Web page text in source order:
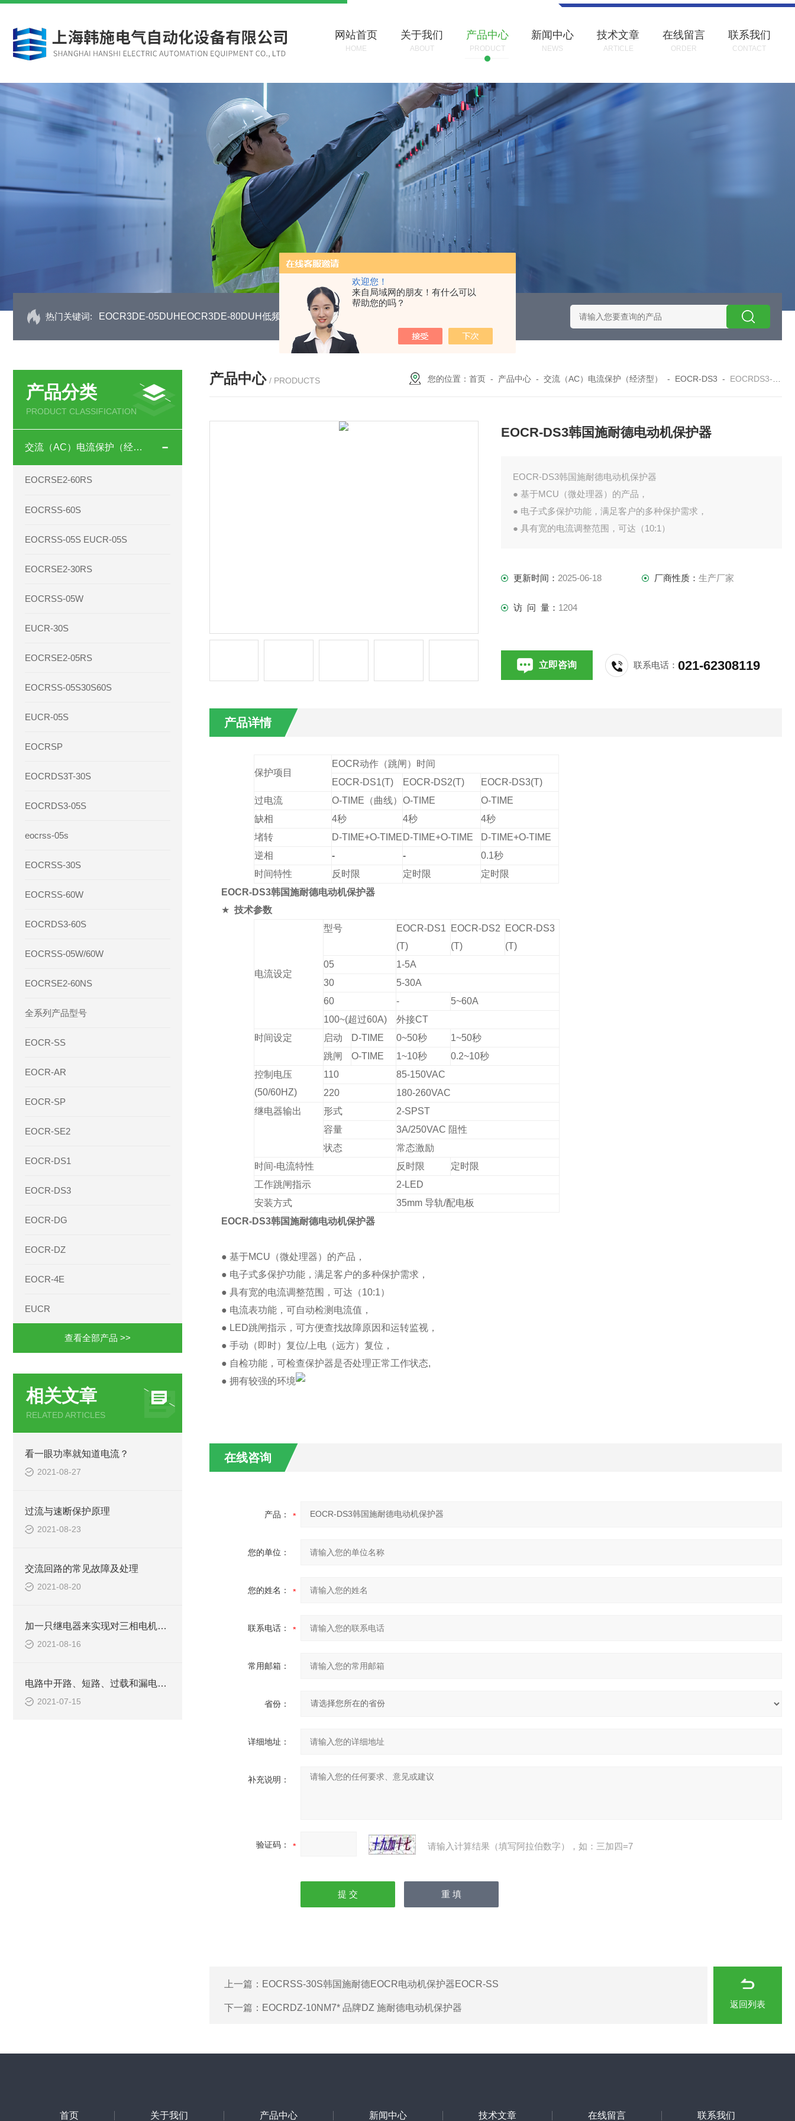
欢迎您！
来自局域网的朋友！有什么可以
帮助您的吗？
网站首页
HOME
关于我们
ABOUT
产品中心
PRODUCT
新闻中心
NEWS
技术文章
ARTICLE
在线留言
ORDER
联系我们
CONTACT
热门关键词: EOCR3DE-05DUHEOCR3DE-80DUH低频功能电机保护继电器 EOCR3DE-80DUHEOCR3DE施耐德智能保护器选型 EOCRSE2-05RSEOCR-SE2施耐德电流保
产品分类
PRODUCT CLASSIFICATION
交流（AC）电流保护（经济型）
EOCRSE2-60RS
EOCRSS-60S
EOCRSS-05S EUCR-05S
EOCRSE2-30RS
EOCRSS-05W
EUCR-30S
EOCRSE2-05RS
EOCRSS-05S30S60S
EUCR-05S
EOCRSP
EOCRDS3T-30S
EOCRDS3-05S
eocrss-05s
EOCRSS-30S
EOCRSS-60W
EOCRDS3-60S
EOCRSS-05W/60W
EOCRSE2-60NS
全系列产品型号
EOCR-SS
EOCR-AR
EOCR-SP
EOCR-SE2
EOCR-DS1
EOCR-DS3
EOCR-DG
EOCR-DZ
EOCR-4E
EUCR
查看全部产品 >>
相关文章
RELATED ARTICLES
看一眼功率就知道电流？
2021-08-27
过流与速断保护原理
2021-08-23
交流回路的常见故障及处理
2021-08-20
加一只继电器来实现对三相电机的缺相保护
2021-08-16
电路中开路、短路、过载和漏电及检修方法
2021-07-15
产品中心 / PRODUCTS 您的位置：首页 - 产品中心 -交流（AC）电流保护（经济型） - EOCR-DS3 - EOCRDS3-05SEOCR-DS3韩国施耐德电动机保护器
EOCR-DS3韩国施耐德电动机保护器
EOCR-DS3韩国施耐德电动机保护器
● 基于MCU（微处理器）的产品，
● 电子式多保护功能，满足客户的多种保护需求，
● 具有宽的电流调整范围，可达（10:1）
● 手动（即时）复位/上电（远方）复位，
● 拥有较强的环境
更新时间： 2025-06-18 厂商性质： 生产厂家
访 问 量： 1204
立即咨询 联系电话：021-62308119
产品详情
保护项目
EOCR动作（跳闸）时间
EOCR-DS1(T)
EOCR-DS2(T)
EOCR-DS3(T)
过电流
O-TIME （曲线） O-TIME
O-TIME
缺相
4秒 4秒 4秒
堵转
D-TIME+O-TIME D-TIME+O-TIME
D-TIME+O-TIME
逆相
- - 0.1秒
时间特性
反时限 定时限
定时限
EOCR-DS3韩国施耐德电动机保护器
★ 技术参数
电流设定
型号
EOCR-DS1
(T)
EOCR-DS2
(T)
EOCR-DS3
(T)
05
1-5A
30
5-30A
60
-
5~60A
100~(超过60A) 外接CT
时间设定
启动 D-TIME 0~50秒 1~50秒
跳闸
O-TIME 1~10秒 0.2~10秒
控制电压
(50/60HZ)
110
85-150VAC
220
180-260VAC
继电器输出
形式
2-SPST
容量
3A/250VAC 阻性
状态
常态激励
时间-电流特性 反时限
定时限
工作跳闸指示
2-LED
安装方式
35mm 导轨/配电板
EOCR-DS3韩国施耐德电动机保护器
● 基于MCU（微处理器）的产品，
● 电子式多保护功能，满足客户的多种保护需求，
● 具有宽的电流调整范围，可达（10:1）
● 电流表功能，可自动检测电流值，
● LED跳闸指示，可方便查找故障原因和运转监视，
● 手动（即时）复位/上电（远方）复位，
● 自检功能，可检查保护器是否处理正常工作状态,
● 拥有较强的环境
在线咨询
产品：
您的单位：
您的姓名：
联系电话：
常用邮箱：
省份：
详细地址：
补充说明：
验证码： 请输入计算结果（填写阿拉伯数字），如：三加四=7
上一篇： EOCRSS-30S韩国施耐德EOCR电动机保护器EOCR-SS
下一篇： EOCRDZ-10NM7* 品牌DZ 施耐德电动机保护器 返回列表
首页 关于我们 产品中心 新闻中心 技术文章 在线留言 联系我们